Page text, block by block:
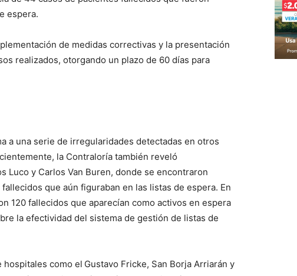
espera.
de medidas correctivas y la presentación
realizados, otorgando un plazo de 60 días para
a una serie de irregularidades detectadas en otros
la Contraloría también reveló
Luco y Carlos Van Buren, donde se encontraron
que aún figuraban en las listas de espera. En
120 fallecidos que aparecían como activos en espera
la efectividad del sistema de gestión de listas de
hospitales como el Gustavo Fricke, San Borja Arriarán y